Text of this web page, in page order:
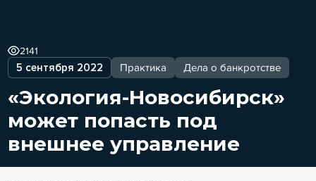
5 сентября 2022 Практика Дела о банкротстве
2141
«Экология-Новосибирск»
может попасть под
внешнее управление